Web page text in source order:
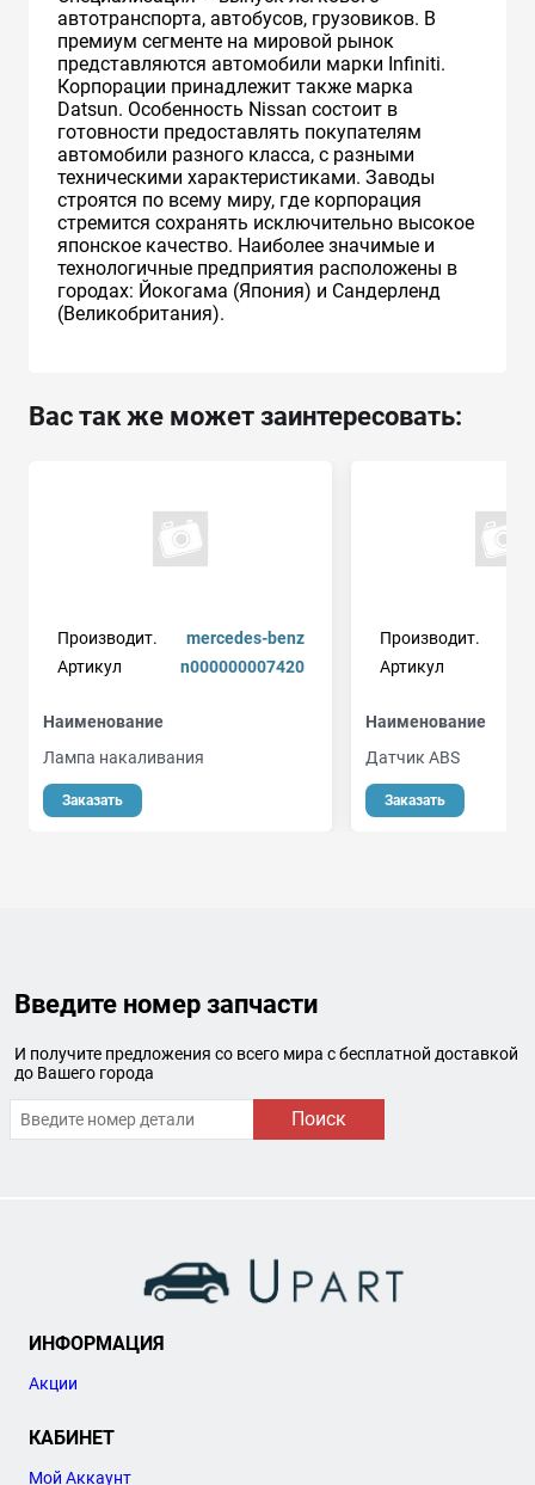
автотранспорта, автобусов, грузовиков. В
премиум сегменте на мировой рынок
представляются автомобили марки Infiniti.
Корпорации принадлежит также марка
Datsun. Особенность Nissan состоит в
готовности предоставлять покупателям
автомобили разного класса, с разными
техническими характеристиками. Заводы
строятся по всему миру, где корпорация
стремится сохранять исключительно высокое
японское качество. Наиболее значимые и
технологичные предприятия расположены в
городах: Йокогама (Япония) и Сандерленд
(Великобритания).
Вас так же может заинтересовать:
Производит.
mercedes-benz
Артикул
n000000007420
Наименование
Лампа накаливания
Заказать
Производит.
Артикул
Наименование
Датчик ABS
Заказать
Введите номер запчасти
И получите предложения со всего мира с бесплатной доставкой
до Вашего города
Поиск
ИНФОРМАЦИЯ
Акции
КАБИНЕТ
Мой Аккаунт